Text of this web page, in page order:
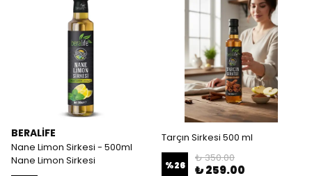
BERALİFE
Nane Limon Sirkesi - 500ml
Nane Limon Sirkesi
Tarçın Sirkesi 500 ml
%26
₺ 350.00
₺ 259.00